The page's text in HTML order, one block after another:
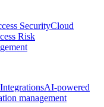
SecurityCloud
Risk
AI-powered
management